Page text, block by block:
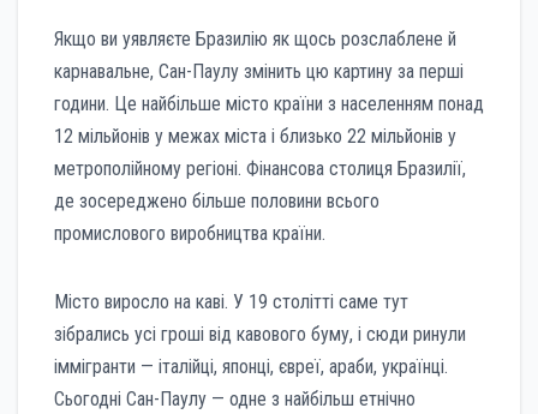
Якщо ви уявляєте Бразилію як щось розслаблене й
карнавальне, Сан-Паулу змінить цю картину за перші
години. Це найбільше місто країни з населенням понад
12 мільйонів у межах міста і близько 22 мільйонів у
метрополійному регіоні. Фінансова столиця Бразилії,
де зосереджено більше половини всього
промислового виробництва країни.
Місто виросло на каві. У 19 столітті саме тут
зібрались усі гроші від кавового буму, і сюди ринули
іммігранти — італійці, японці, євреї, араби, українці.
Сьогодні Сан-Паулу — одне з найбільш етнічно